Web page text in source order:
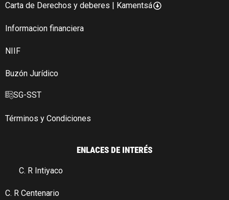
Carta de Derechos y deberes | Kamentsá
Informacion financiera
NIIF
Buzón Jurídico
SG-SST
Términos y Condiciones
ENLACES DE INTERÉS
C. R Intiyaco
C. R Centenario